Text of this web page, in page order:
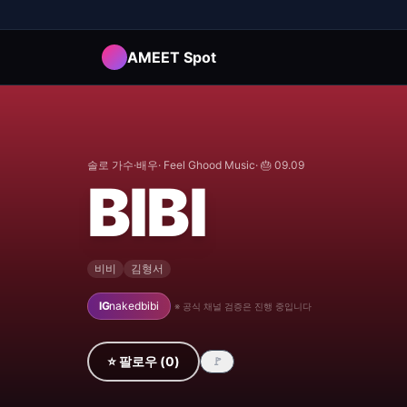
AMEET Spot
솔로 가수·배우· Feel Ghood Music· 🎂 09.09
BIBI
비비 김형서
IGnakedbibi ※ 공식 채널 검증은 진행 중입니다
⭐ 팔로우 (0) 🚩